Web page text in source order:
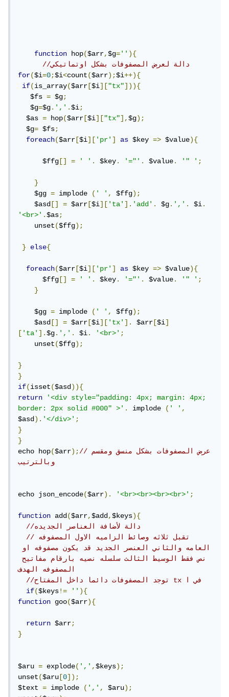
function hop($arr,$g=''){
for($i=0;$i<count($arr);$i++){
if(is_array($arr [$i]["tx"])){
$fs = $g;
$g=$g.','.$i;
$as = hop($arr [$i]["tx"],$g);
$g= $fs;
foreach($arr [$i]['pr'] as $key => $value){
$ffg [] = ' '. $key. '="'. $value. '" ';
}
$gg = implode (' ', $ffg);
$asd [] = $arr [$i]['ta'].'add'. $g.','. $i.
'<br>'.$as;
unset($ffg);
} else{
foreach($arr [$i]['pr'] as $key => $value){
$ffg [] = ' '. $key. '="'. $value. '" ';
}
$gg = implode (' ', $ffg);
$asd [] = $arr [$i]['tx']. $arr [$i]
['ta'].$g.','. $i. '<br>';
unset($ffg);
}
}
if(isset($asd)){
return
'<div style="padding: 4px; margin: 4px;
border: 2px solid #000" >'. implode (' ',
$asd).'</div>';
}
}
echo hop($arr);//عرض المصفوفات بشكل منسق ومقسم
echo json_encode($arr). '<br><br><br><br>';
function add($arr,$add,$keys){
//تقبل ثلاثه وصائط الزاميه الاول المصفوفه
العامه والثاني العنصر الجديد قد يكون مصفوفه او
نص فقط الوسيط الثالث سلسله نصيه بارقام مفاتيح
المصفوفه الهدف
//توجد المصفوفات دائما داخل المفتاح tx في ا
if($keys!= ''){
function goo($arr){
return $arr;
}
$aru = explode(',',$keys);
unset($aru [0]);
$text = implode (',', $aru);